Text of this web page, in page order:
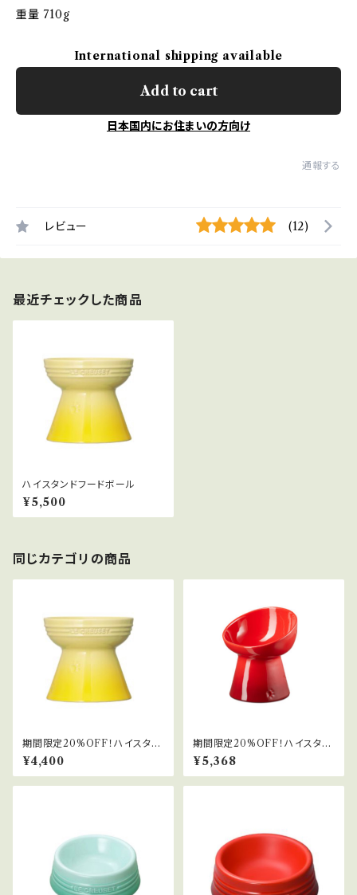
重量 710g
International shipping available
Add to cart
日本国内にお住まいの方向け
通報する
レビュー (12)
最近チェックした商品
ハイスタンドフードボール
¥5,500
同じカテゴリの商品
期間限定20%OFF！ハイスタン
ドフードボール
¥4,400
期間限定20%OFF！ハイスタン
ドフードボール(ディープ)
¥5,368